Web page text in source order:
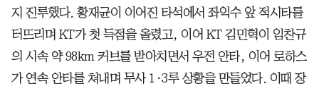
지 진루했다. 황재균이 이어진 타석에서 좌익수 앞 적시타를
터뜨리며 KT가 첫 득점을 올렸고, 이어 KT 김민혁이 임찬규
의 시속 약 98km 커브를 받아치면서 우전 안타, 이어 로하스
가 연속 안타를 쳐내며 무사 1·3루 상황을 만들었다. 이때 장